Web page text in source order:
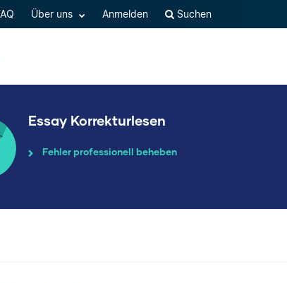
Über uns Anmelden Suchen
Essay Korrekturlesen
Fehler professionell beheben